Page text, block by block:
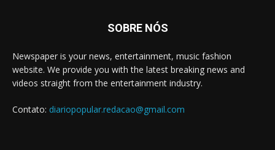
SOBRE NÓS
Newspaper is your news, entertainment, music fashion
website. We provide you with the latest breaking news and
videos straight from the entertainment industry.
Contato: diariopopular.redacao@gmail.com